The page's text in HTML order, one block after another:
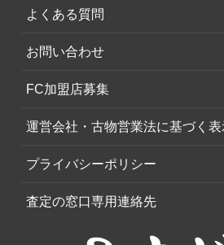
よくある質問
お問い合わせ
FC加盟店募集
運営会社・古物営業法に基づく表
プライバシーポリシー
査定の窓口専用連絡先